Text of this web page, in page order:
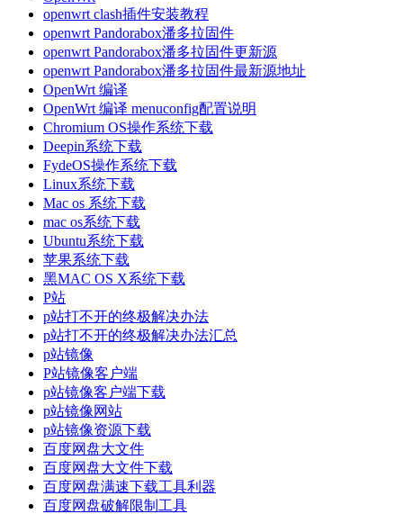
openwrt clash插件安装教程
openwrt Pandorabox潘多拉固件
openwrt Pandorabox潘多拉固件更新源
openwrt Pandorabox潘多拉固件最新源地址
OpenWrt 编译
OpenWrt 编译 menuconfig配置说明
Chromium OS操作系统下载
Deepin系统下载
FydeOS操作系统下载
Linux系统下载
Mac os 系统下载
mac os系统下载
Ubuntu系统下载
苹果系统下载
黑MAC OS X系统下载
P站
p站打不开的终极解决办法
p站打不开的终极解决办法汇总
p站镜像
P站镜像客户端
p站镜像客户端下载
p站镜像网站
p站镜像资源下载
百度网盘大文件
百度网盘大文件下载
百度网盘满速下载工具利器
百度网盘破解限制工具